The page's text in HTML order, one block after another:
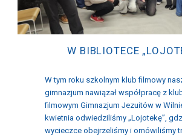
W BIBLIOTECE
W tym roku szkolnym klub filmowy
gimnazjum nawiązał współpracę z
filmowym Gimnazjum Jezuitów w
kwietnia odwiedziliśmy „Lojotekę”,
wycieczce obejrzeliśmy i omówiliśmy